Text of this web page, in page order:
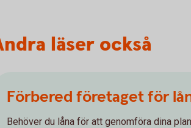
läser också
Förbered företaget för
Behöver du låna för att genomföra dina